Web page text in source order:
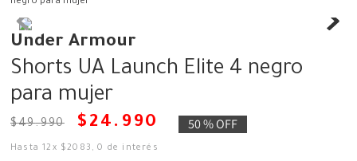
negro para mujer
Under Armour
Shorts UA Launch Elite 4 negro
para mujer
$49.990 $ 24 . 990 50 %OFF
Hasta12 x $2083 ,0 de interés